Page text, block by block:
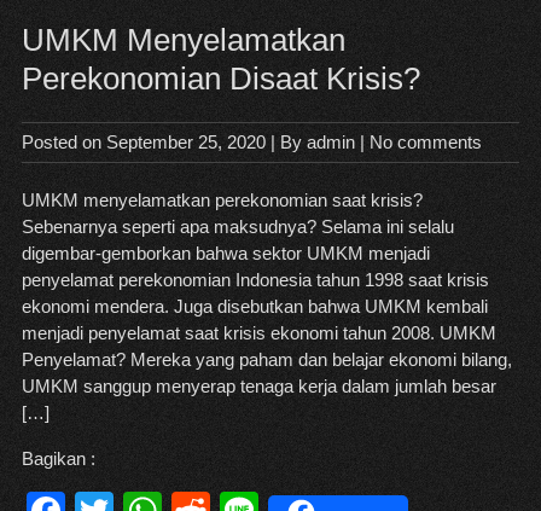
UMKM Menyelamatkan
Perekonomian Disaat Krisis?
Posted on September 25, 2020| By admin| No comments
UMKM menyelamatkan perekonomian saat krisis?
Sebenarnya seperti apa maksudnya? Selama ini selalu
digembar-gemborkan bahwa sektor UMKM menjadi
penyelamat perekonomian Indonesia tahun 1998 saat krisis
ekonomi mendera. Juga disebutkan bahwa UMKM kembali
menjadi penyelamat saat krisis ekonomi tahun 2008. UMKM
Penyelamat? Mereka yang paham dan belajar ekonomi bilang,
UMKM sanggup menyerap tenaga kerja dalam jumlah besar
[…]
Bagikan :